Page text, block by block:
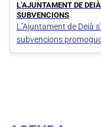
L’AJUNTAMENT DE
SUBVENCIONS
L’Ajuntament de Deià
subvencions
Econòmica i